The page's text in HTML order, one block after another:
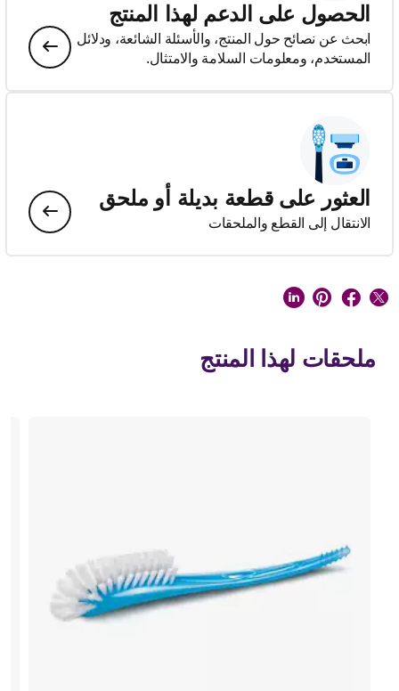
الحصول على الدعم لهذا المنتج
ابحث عن نصائح حول المنتج، والأسئلة الشائعة، ودلائل
المستخدم، ومعلومات السلامة والامتثال.
العثور على قطعة بديلة أو ملحق
الانتقال إلى القطع والملحقات
ملحقات لهذا المنتج